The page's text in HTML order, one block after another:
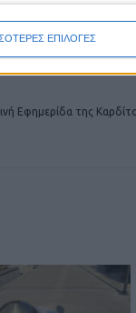
ΕΠΙΛΟΓΕΣ
Εφημερίδα της